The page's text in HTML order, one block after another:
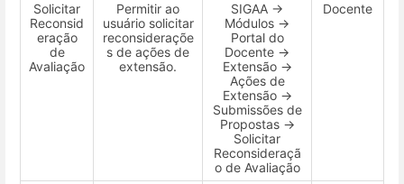
Solicitar
Reconsid
eração
de
Avaliação
Permitir ao
usuário solicitar
reconsideraçõe
s de ações de
extensão.
SIGAA →
Módulos →
Portal do
Docente →
Extensão →
Ações de
Extensão →
Submissões de
Propostas →
Solicitar
Reconsideraçã
o de Avaliação
Docente